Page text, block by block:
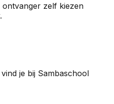
zelf kiezen
je bij Sambaschool